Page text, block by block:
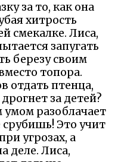
за то, как она
хитрость
смекалке. Лиса,
запугать
березу своим
топора.
отдать птенца,
за детей?
разоблачает
Это учит
угрозах, а
деле. Лиса,